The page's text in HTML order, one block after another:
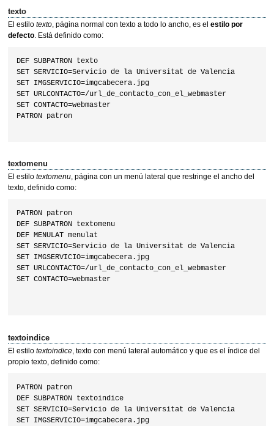
texto
El estilo texto, página normal con texto a todo lo ancho, es el estilo por
defecto. Está definido como:
DEF SUBPATRON texto
SET SERVICIO=Servicio de la Universitat de Valencia
SET IMGSERVICIO=imgcabecera.jpg
SET URLCONTACTO=/url_de_contacto_con_el_webmaster
SET CONTACTO=webmaster
PATRON patron
textomenu
El estilo textomenu, página con un menú lateral que restringe el ancho del
texto, definido como:
PATRON patron
DEF SUBPATRON textomenu
DEF MENULAT menulat
SET SERVICIO=Servicio de la Universitat de Valencia
SET IMGSERVICIO=imgcabecera.jpg
SET URLCONTACTO=/url_de_contacto_con_el_webmaster
SET CONTACTO=webmaster
textoindice
El estilo textoindice, texto con menú lateral automático y que es el índice del
propio texto, definido como:
PATRON patron
DEF SUBPATRON textoindice
SET SERVICIO=Servicio de la Universitat de Valencia
SET IMGSERVICIO=imgcabecera.jpg